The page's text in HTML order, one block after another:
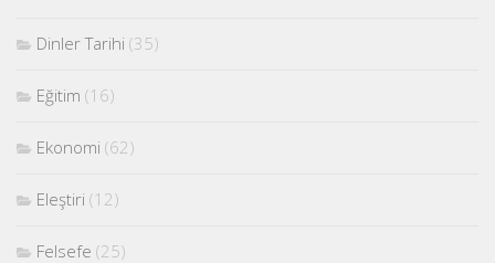
Dinler Tarihi (35)
Eğitim (16)
Ekonomi (62)
Eleştiri (12)
Felsefe (25)